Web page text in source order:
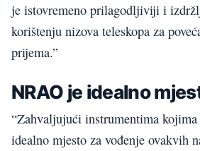
je istovremeno prilagodljiviji i
korištenju nizova teleskopa za
prijema.”
NRAO je idealno
“Zahvaljujući instrumentima
idealno mjesto za vođenje ovakvih